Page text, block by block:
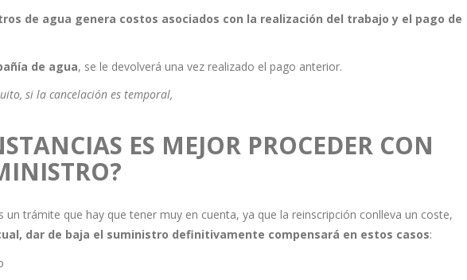
de agua genera costos asociados con la realización del trabajo y el pago de
de agua, se le devolverá una vez realizado el pago anterior.
si la cancelación es temporal,
ES MEJOR PROCEDER CON
un trámite que hay que tener muy en cuenta, ya que la reinscripción conlleva un coste,
dar de baja el suministro definitivamente compensará en estos casos: